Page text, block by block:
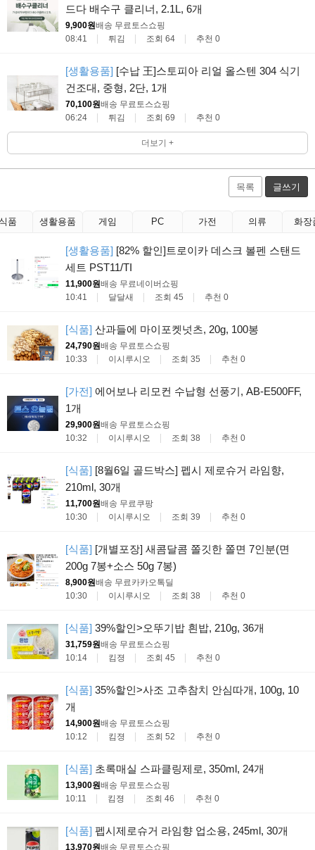
드다 배수구 클리너, 2.1L, 6개
9,900원배송 무료토스쇼핑
08:41
튀김 조회 64 추천 0
[생활용품] [수납 王]스토피아 리얼 올스텐 304 식기
건조대, 중형, 2단, 1개
70,100원배송 무료토스쇼핑
06:24
튀김 조회 69 추천 0
더보기 +
목록 글쓰기
품 생활용품 게임 PC 가전 의류 화장
[생활용품] [82% 할인]트로이카 데스크 볼펜 스탠드
세트 PST11/TI
11,900원배송 무료네이버쇼핑
10:41
달달새 조회 45 추천 0
[식품] 산과들에 마이포켓넛츠, 20g, 100봉
24,790원배송 무료토스쇼핑
10:33
이시루시오 조회 35 추천 0
[가전] 에어보나 리모컨 수납형 선풍기, AB-E500FF,
1개
29,900원배송 무료토스쇼핑
10:32
이시루시오 조회 38 추천 0
[식품] [8월6일 골드박스] 펩시 제로슈거 라임향,
210ml, 30개
11,700원배송 무료쿠팡
10:30
이시루시오 조회 39 추천 0
[식품] [개별포장] 새콤달콤 쫄깃한 쫄면 7인분(면
200g 7봉+소스 50g 7봉)
8,900원배송 무료카카오톡딜
10:30
이시루시오 조회 38 추천 0
[식품] 39%할인>오뚜기밥 흰밥, 210g, 36개
31,759원배송 무료토스쇼핑
10:14
킴졍 조회 45 추천 0
[식품] 35%할인>사조 고추참치 안심따개, 100g, 10
개
14,900원배송 무료토스쇼핑
10:12
킴졍 조회 52 추천 0
[식품] 초록매실 스파클링제로, 350ml, 24개
13,900원배송 무료토스쇼핑
10:11
킴졍 조회 46 추천 0
[식품] 펩시제로슈거 라임향 업소용, 245ml, 30개
13,970원배송 무료토스쇼핑